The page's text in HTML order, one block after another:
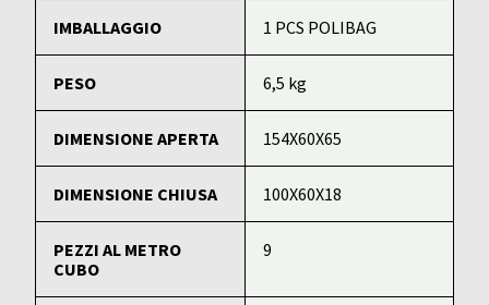
IMBALLAGGIO 1 PCS POLIBAG
PESO 6,5 kg
DIMENSIONE APERTA 154X60X65
DIMENSIONE CHIUSA 100X60X18
PEZZI AL METRO
CUBO
9